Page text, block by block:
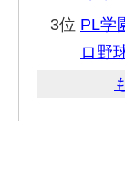
3位 PL学
ロ野